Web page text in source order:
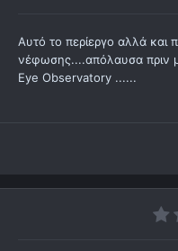
Αυτό το περίεργο αλλά
νέφωσης....απόλαυσα πριν
Eye Observatory ......